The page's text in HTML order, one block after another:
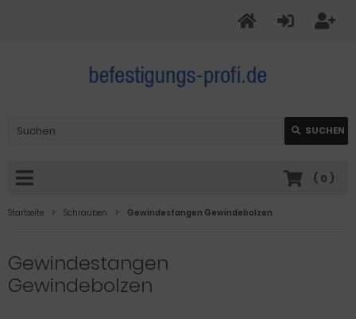
SUCHEN
( 0 )
Startseite Schrauben Gewindestangen Gewindebolzen
Gewindestangen
Gewindebolzen